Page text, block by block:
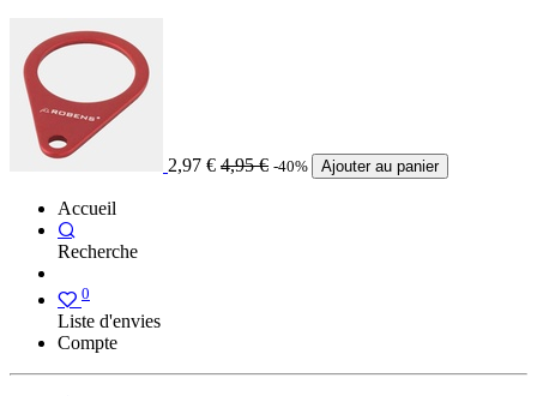
2,97 € 4,95€ -40% Ajouter au panier
Accueil
Recherche
0
Liste d'envies
Compte